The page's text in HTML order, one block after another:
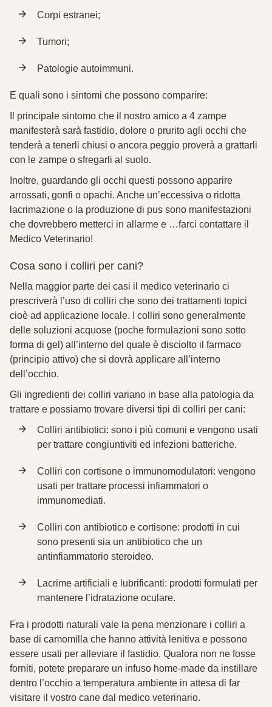
Corpi estranei;
Tumori;
Patologie autoimmuni.
E quali sono i sintomi che possono comparire:
Il principale sintomo che il nostro amico a 4 zampe
manifesterà sarà fastidio, dolore o prurito agli occhi che
tenderà a tenerli chiusi o ancora peggio proverà a grattarli
con le zampe o sfregarli al suolo.
Inoltre, guardando gli occhi questi possono apparire
arrossati, gonfi o opachi. Anche un’eccessiva o ridotta
lacrimazione o la produzione di pus sono manifestazioni
che dovrebbero metterci in allarme e …farci contattare il
Medico Veterinario!
Cosa sono i colliri per cani?
Nella maggior parte dei casi il medico veterinario ci
prescriverà l’uso di colliri che sono dei trattamenti topici
cioè ad applicazione locale. I colliri sono generalmente
delle soluzioni acquose (poche formulazioni sono sotto
forma di gel) all’interno del quale è disciolto il farmaco
(principio attivo) che si dovrà applicare all’interno
dell’occhio.
Gli ingredienti dei colliri variano in base alla patologia da
trattare e possiamo trovare diversi tipi di colliri per cani:
Colliri antibiotici: sono i più comuni e vengono usati
per trattare congiuntiviti ed infezioni batteriche.
Colliri con cortisone o immunomodulatori: vengono
usati per trattare processi infiammatori o
immunomediati.
Colliri con antibiotico e cortisone: prodotti in cui
sono presenti sia un antibiotico che un
antinfiammatorio steroideo.
Lacrime artificiali e lubrificanti: prodotti formulati per
mantenere l’idratazione oculare.
Fra i prodotti naturali vale la pena menzionare i colliri a
base di camomilla che hanno attività lenitiva e possono
essere usati per alleviare il fastidio. Qualora non ne fosse
forniti, potete preparare un infuso home-made da instillare
dentro l’occhio a temperatura ambiente in attesa di far
visitare il vostro cane dal medico veterinario.